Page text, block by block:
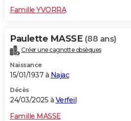
FORUM
Bricolage
Lifestyle
Culture
Television
Voyage
Famille YVORRA
Paulette MASSE (88 ans)
Créer une cagnotte obsèques
Naissance
15/01/1937 à Najac
Décès
24/03/2025 à Verfeil
Famille MASSE